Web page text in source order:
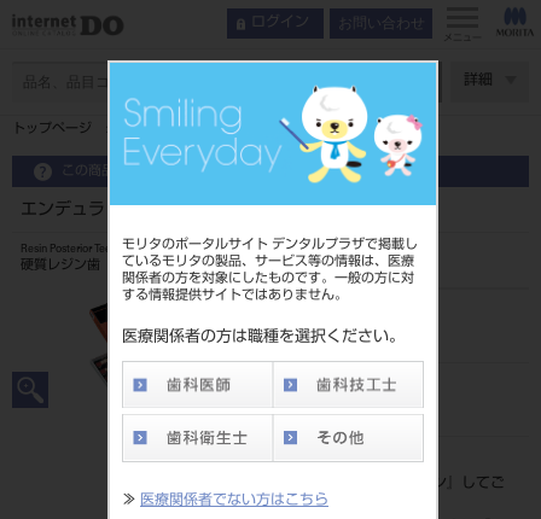
モリタのポータルサイト デンタルプラザで掲載し
ているモリタの製品、サービス等の情報は、医療
関係者の方を対象にしたものです。一般の方に対
する情報提供サイトではありません。
医療関係者の方は職種を選択ください。
≫ 医療関係者でない方はこちら
ログイン お問い合わせ
メニュー
詳細
トップページ エンデュラ ポステリオ 8歯 A3 M30L
この商品に関するお問い合わせ
エンデュラ ポステリオ 8歯 A3 M30L
Resin Posterior Teeth
硬質レジン歯
204350061M30L
JAN/EANコード
標準価格
ログイン
』してご
覧ください。